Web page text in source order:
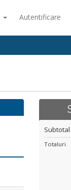
Autentificare
Subtotal
Totaluri